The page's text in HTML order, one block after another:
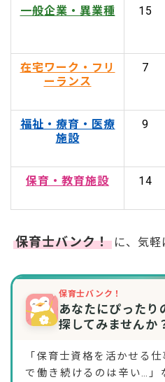
放課後児童クラブ（学童
母子生活支援施設
療育センター（公立）
子どもと関わり続けた
仕事【14選】
病児保育・病後児保育
子育て支援センター（子
認定こども園
病院内保育所
幼稚園
ベビーホテル
保育ママ（家庭的保育事業
助産施設・産婦人科
ベビーシッター
🟢 タイプA「保育の経験
りたい」
一般企業・異業種 15
在宅ワーク・フリ
ーランス
7
福祉・療育・医療
施設
9
保育・教育施設 14
保育士バンク！ に、気軽
保育士バンク！
あなたにぴったり
探してみませんか
「保育士資格を活かせる
で働き続けるのは辛い…」